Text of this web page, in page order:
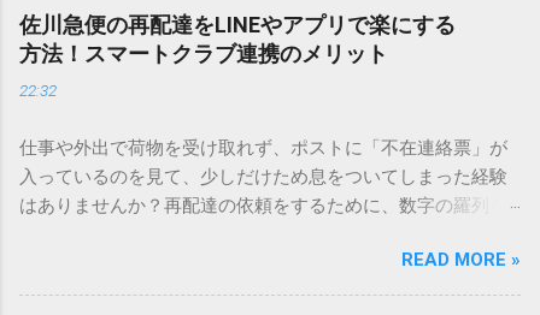
し、似た漢字が多すぎて結局見つからないことも少なくあり
ません。 そこで今回は、IMEパッドを使わずに、特定のコー
ドを打ち込むだけで一瞬で旧字や外字、特殊記号を呼び出す
「文字コード入力」のテクニックを詳しく解説します。 この
必要はありません。 1. なぜ「変換」しても旧字・外字が出て
こないのか？ そもそも、なぜ普通の変換で出てこない漢字が
あるのでしょうか。その理由は、パソコンが文字を認識する
は、JIS規格（日本産業規格）によって「第1水準」「第2水
準」といった形で整理されています。しかし、人名や地名に
佐川急便の再配達をLINEやアプリで楽にする
方法！スマートクラブ連携のメリット
22:32
仕事や外出で荷物を受け取れず、ポストに「不在連絡票」が
入っているのを見て、少しだけため息をついてしまった経験
はありませんか？再配達の依頼をするために、数字の羅列を
ことに申し訳なさを感じたりすることもあるかもしれませ
ん。 「もっとスムーズに、自分のタイミングで受け取りた
READ MORE »